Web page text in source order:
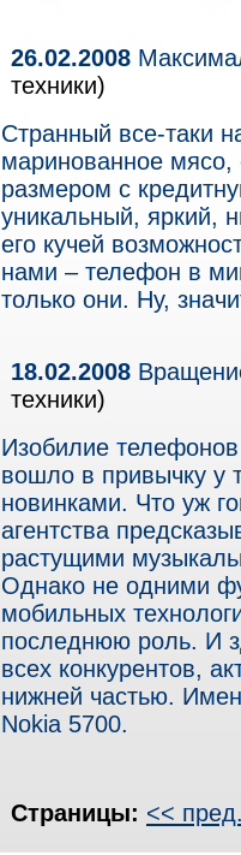
26.02.2008
техники)
Странный все-таки
маринованное
размером с
уникальный, яркий,
его кучей
нами – телефон в
только они. Ну,
18.02.2008
техники)
Изобилие
вошло в привычку у
новинками. Что уж
агентства
растущими
Однако не одними
мобильных
последнюю роль. И
всех конкурентов,
нижней частью.
Nokiа 5700.
Страницы: <<